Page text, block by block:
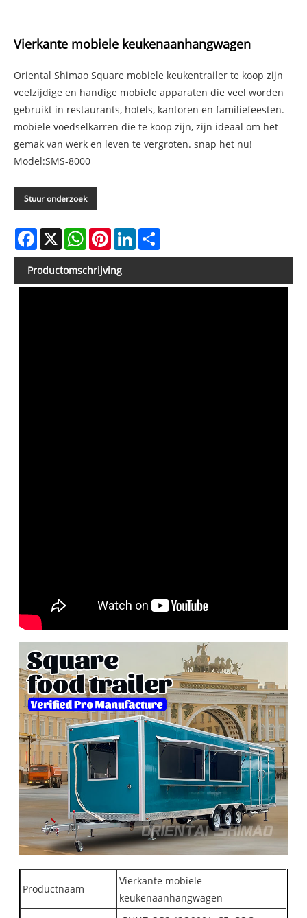
Vierkante mobiele keukenaanhangwagen
Oriental Shimao Square mobiele keukentrailer te koop zijn
veelzijdige en handige mobiele apparaten die veel worden
gebruikt in restaurants, hotels, kantoren en familiefeesten.
mobiele voedselkarren die te koop zijn, zijn ideaal om het
gemak van werk en leven te vergroten. snap het nu!
Model:SMS-8000
Stuur onderzoek
Facebook
X WhatsAppPinterestLinkedIn
Productomschrijving
Productnaam
Vierkante mobiele
keukenaanhangwagen